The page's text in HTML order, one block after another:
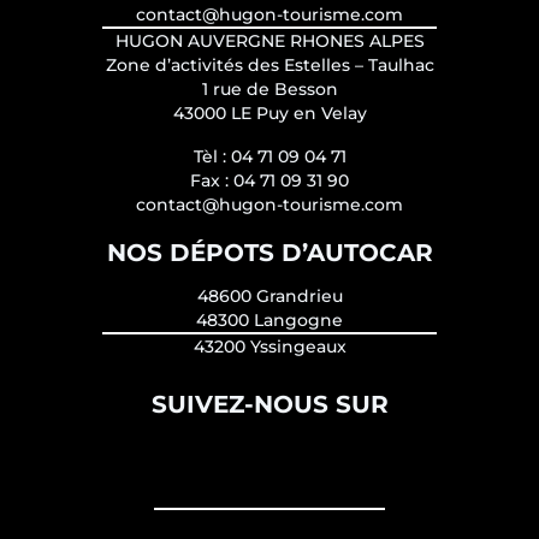
contact@hugon-tourisme.com
HUGON AUVERGNE RHONES ALPES
Zone d’activités des Estelles – Taulhac
1 rue de Besson
43000 LE Puy en Velay
Tèl : 04 71 09 04 71
Fax : 04 71 09 31 90
contact@hugon-tourisme.com
NOS DÉPOTS D’AUTOCAR
48600 Grandrieu
48300 Langogne
43200 Yssingeaux
SUIVEZ-NOUS SUR